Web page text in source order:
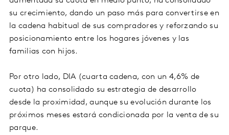
su crecimiento, dando un paso más para convertirse en
la cadena habitual de sus compradores y reforzando su
posicionamiento entre los hogares jóvenes y las
familias con hijos.
Por otro lado, DIA (cuarta cadena, con un 4,6% de
cuota) ha consolidado su estrategia de desarrollo
desde la proximidad, aunque su evolución durante los
próximos meses estará condicionada por la venta de su
parque.